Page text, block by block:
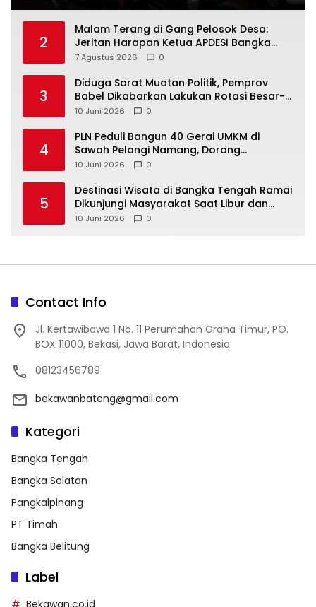
2
Malam Terang di Gang Pelosok Desa:
Jeritan Harapan Ketua APDESI Bangka
Tengah untuk PLN Babel
7 Agustus 2026 0
3
‎Diduga Sarat Muatan Politik, Pemprov
Babel Dikabarkan Lakukan Rotasi Besar-
10 Juni 2026 0
4
‎PLN Peduli Bangun 40 Gerai UMKM di
Sawah Pelangi Namang, Dorong
10 Juni 2026 0
5
‎Destinasi Wisata di Bangka Tengah Ramai
Dikunjungi Masyarakat Saat Libur dan
Akhir Pekan
10 Juni 2026 0
Contact Info
Jl. Kertawibawa 1 No. 11 Perumahan Graha Timur, PO.
BOX 11000, Bekasi, Jawa Barat, Indonesia
08123456789
bekawanbateng@gmail.com
Kategori
Bangka Tengah
Bangka Selatan
Pangkalpinang
PT Timah
Bangka Belitung
Label
Bekawan.co.id